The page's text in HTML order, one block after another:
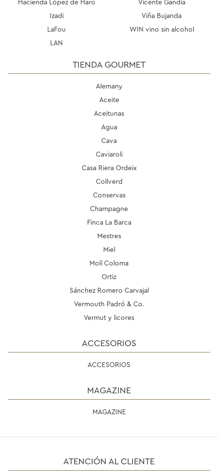
Hacienda López de Haro
Izadi
LaFou
LAN
Vicente Gandía
Viña Bujanda
WIN vino sin alcohol
TIENDA GOURMET
Alemany
Aceite
Aceitunas
Agua
Cava
Caviaroli
Casa Riera Ordeix
Collverd
Conservas
Champagne
Finca La Barca
Mestres
Miel
Molí Coloma
Ortiz
Sánchez Romero Carvajal
Vermouth Padró & Co.
Vermut y licores
ACCESORIOS
ACCESORIOS
MAGAZINE
MAGAZINE
ATENCIÓN AL CLIENTE